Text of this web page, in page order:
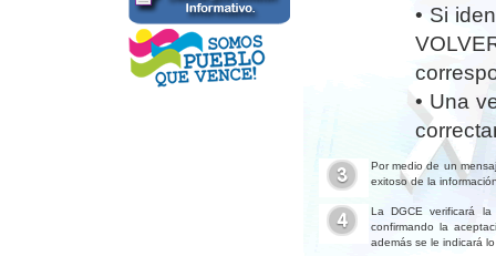
• Si
• Una
Por medio de un
exitoso de la
La DGCE verificará
confirmando la
además se le indicará